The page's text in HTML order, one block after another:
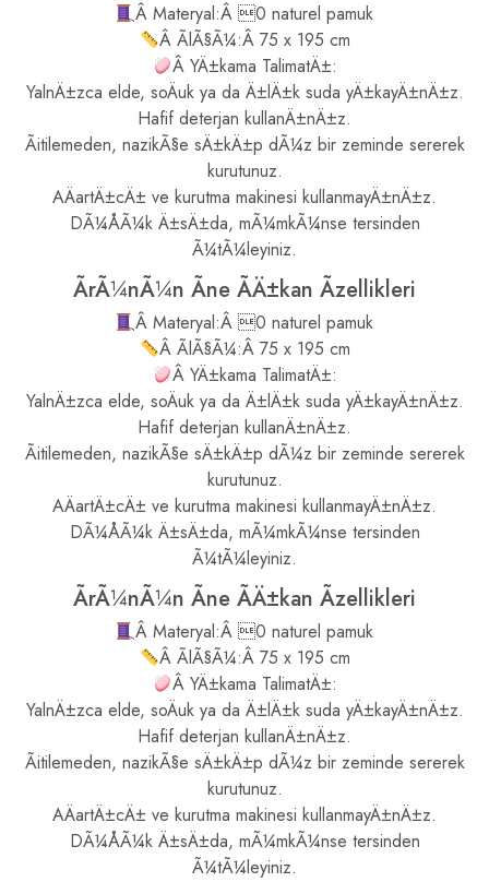
Â Materyal:Â 0 naturel pamuk
Â ÃlÃ§Ã¼:Â 75 x 195 cm
Â YÄ±kama TalimatÄ±:
YalnÄ±zca elde, soÄuk ya da Ä±lÄ±k suda yÄ±kayÄ±nÄ±z.
Hafif deterjan kullanÄ±nÄ±z.
Ãitilemeden, nazikÃ§e sÄ±kÄ±p dÃ¼z bir zeminde sererek
kurutunuz.
AÄartÄ±cÄ± ve kurutma makinesi kullanmayÄ±nÄ±z.
DÃ¼ÅÃ¼k Ä±sÄ±da, mÃ¼mkÃ¼nse tersinden
Ã¼tÃ¼leyiniz.
ÃrÃ¼nÃ¼n Ãne ÃÄ±kan Ãzellikleri
Â Materyal:Â 0 naturel pamuk
Â ÃlÃ§Ã¼:Â 75 x 195 cm
Â YÄ±kama TalimatÄ±:
YalnÄ±zca elde, soÄuk ya da Ä±lÄ±k suda yÄ±kayÄ±nÄ±z.
Hafif deterjan kullanÄ±nÄ±z.
Ãitilemeden, nazikÃ§e sÄ±kÄ±p dÃ¼z bir zeminde sererek
kurutunuz.
AÄartÄ±cÄ± ve kurutma makinesi kullanmayÄ±nÄ±z.
DÃ¼ÅÃ¼k Ä±sÄ±da, mÃ¼mkÃ¼nse tersinden
Ã¼tÃ¼leyiniz.
ÃrÃ¼nÃ¼n Ãne ÃÄ±kan Ãzellikleri
Â Materyal:Â 0 naturel pamuk
Â ÃlÃ§Ã¼:Â 75 x 195 cm
Â YÄ±kama TalimatÄ±:
YalnÄ±zca elde, soÄuk ya da Ä±lÄ±k suda yÄ±kayÄ±nÄ±z.
Hafif deterjan kullanÄ±nÄ±z.
Ãitilemeden, nazikÃ§e sÄ±kÄ±p dÃ¼z bir zeminde sererek
kurutunuz.
AÄartÄ±cÄ± ve kurutma makinesi kullanmayÄ±nÄ±z.
DÃ¼ÅÃ¼k Ä±sÄ±da, mÃ¼mkÃ¼nse tersinden
Ã¼tÃ¼leyiniz.